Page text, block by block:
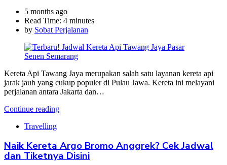
5 months ago
Read Time: 4 minutes
by Sobat Perjalanan
Kereta Api Tawang Jaya merupakan salah satu layanan kereta api
jarak jauh yang cukup populer di Pulau Jawa. Kereta ini melayani
perjalanan antara Jakarta dan…
Continue reading
Travelling
Naik Kereta Argo Bromo Anggrek? Cek Jadwal
dan Tiketnya Disini